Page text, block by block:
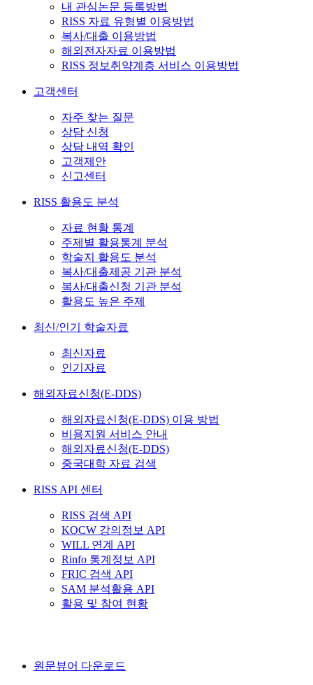
내 관심논문 등록방법
RISS 자료 유형별 이용방법
복사/대출 이용방법
해외전자자료 이용방법
RISS 정보취약계층 서비스 이용방법
고객센터
자주 찾는 질문
상담 신청
상담 내역 확인
고객제안
신고센터
RISS 활용도 분석
자료 현황 통계
주제별 활용통계 분석
학술지 활용도 분석
복사/대출제공 기관 분석
복사/대출신청 기관 분석
활용도 높은 주제
최신/인기 학술자료
최신자료
인기자료
해외자료신청(E-DDS)
해외자료신청(E-DDS) 이용 방법
비용지원 서비스 안내
해외자료신청(E-DDS)
중국대학 자료 검색
RISS API 센터
RISS 검색 API
KOCW 강의정보 API
WILL 연계 API
Rinfo 통계정보 API
FRIC 검색 API
SAM 분석활용 API
활용 및 참여 현황
원문뷰어 다운로드